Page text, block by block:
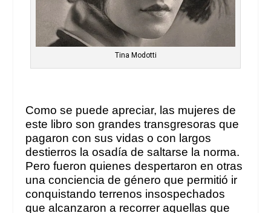
Tina Modotti
Como se puede apreciar, las mujeres de
este libro son grandes transgresoras que
pagaron con sus vidas o con largos
destierros la osadía de saltarse la norma.
Pero fueron quienes despertaron en otras
una conciencia de género que permitió ir
conquistando terrenos insospechados
que alcanzaron a recorrer aquellas que